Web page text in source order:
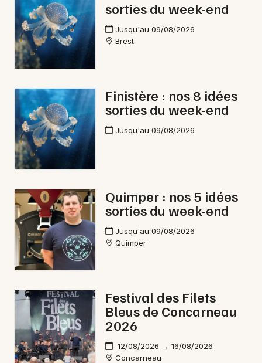
sorties du week-end
Jusqu'au 09/08/2026
Brest
Finistère : nos 8 idées
sorties du week-end
Jusqu'au 09/08/2026
Quimper : nos 5 idées
sorties du week-end
Jusqu'au 09/08/2026
Quimper
Festival des Filets
Bleus de Concarneau
2026
12/08/2026 → 16/08/2026
Concarneau